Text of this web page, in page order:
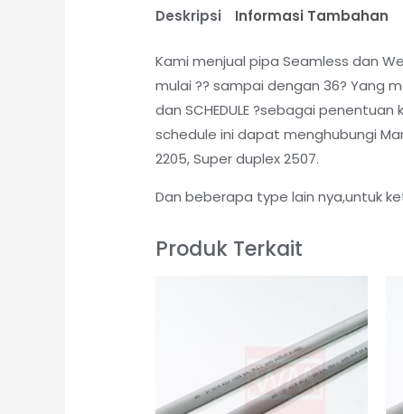
Deskripsi Informasi Tambahan
Kami menjual pipa Seamless dan
mulai ?? sampai dengan 36? Yang
dan SCHEDULE ?sebagai
schedule ini dapat menghubungi
2205, Super duplex 2507.
Dan beberapa type lain nya,untuk
Produk Terkait